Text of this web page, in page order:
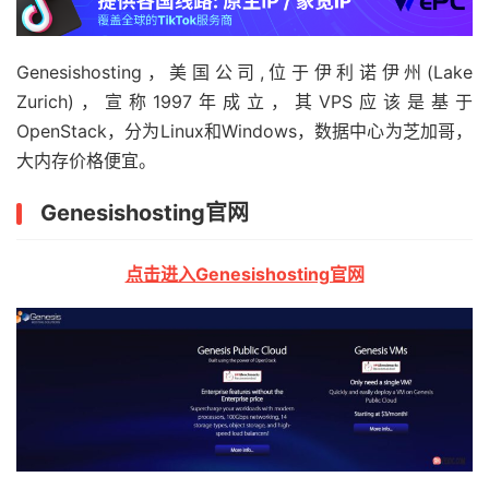
Genesishosting，美国公司,位于伊利诺伊州(Lake
Zurich)，宣称1997年成立，其VPS应该是基于
OpenStack，分为Linux和Windows，数据中心为芝加哥，
大内存价格便宜。
Genesishosting官网
点击进入Genesishosting官网